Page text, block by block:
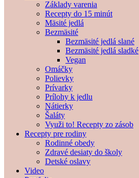
Základy varenia
Recepty do 15 minút
Mäsité jedlá
Bezmäsité
Bezmäsité jedlá slané
Bezmäsité jedlá sladké
Vegan
Omáčky
Polievky
Prívarky
Prílohy k jedlu
Nátierky
Šaláty
Využi to! Recepty zo zásob
Recepty pre rodiny
Rodinné obedy
Zdravé desiaty do školy
Detské oslavy
Video